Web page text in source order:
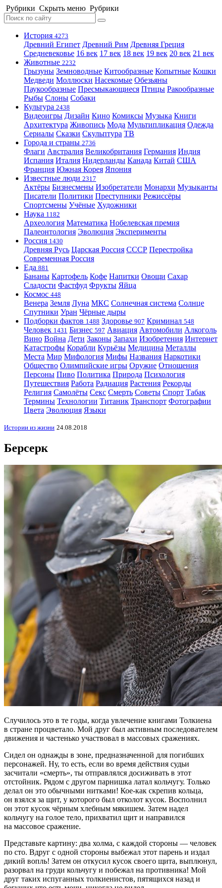
Рубрики Скрыть меню Рубрики
История 4273
Древний Египет Древний Рим Древняя Греция
Средневековье 16 век 17 век 18 век 19 век 20 век 21 век
Животные 2232
Грызуны Земноводные Китообразные Копытные Кошки
Медведи Моллюски Насекомые Обезьяны
Паукообразные Пресмыкающиеся Птицы Ракообразные
Рыбы Слоны Собаки
Культура 2438
Видеоигры Дизайн Кино Комиксы Музыка Книги
Архитектура Живопись Мода Мультипликация Одежда
Сериалы Сказки Скульптура ТВ
Города и страны 2736
Флаги Австралия Великобритания Германия Индия
Испания Италия Нидерланды Канада Китай США
Франция Южная Корея Япония
Известные люди 2317
Актёры Бизнесмены Изобретатели Монархи Музыканты
Писатели Политики Преступники Режиссёры
Спортсмены Учёные Художники
Наука 1182
Археология Математика Нобелевская премия
Палеонтология Эволюция Эксперименты
Россия 1430
Древняя Русь Царская Россия СССР Перестройка
Современная Россия
Еда 881
Бананы Картофель Кофе Напитки Овощи Сахар
Сладости Фастфуд Фрукты Яйца
Космос 448
Венера Земля Луна МКС Солнечная система Солнце
Спутники Уран Чёрные дыры
Подборки фактов 1488 Здоровье 907 Криминал 548
Человек 1431 Бизнес 597 Авиация Автомобили Алкоголь
Вино Война Дети Законы Запахи Изобретения Интернет
Катастрофы Корабли Курьёзы Медицина Металлы
Места Мир Мифология Мифы Названия Наркотики
Общество Олимпийские игры Оружие Отношения
Персоны Пиво Политика Природа Психология
Путешествия Работа Радиация Растения Рекорды
Религия Самолёты Секс Смерть Советы Спорт Табак
Термины Технологии Титаник Транспорт Фотографии
Цвета Эволюция Языки
Истории из жизни 24.08.2018
Берсерк
Случилось это в те годы, когда увлечение книгами Толкиена
в стране процветало. Мой друг был активным последователем
движения и частенько участвовал в массовых сражениях.
Сидел он однажды в зоне, предназначенной для погибших
персонажей. Ну, то есть, если во время действия судьи
засчитали «смерть», ты отправлялся досиживать в этот
отстойник. Рядом с другом парнишка латал кольчугу. Только
делал он это обычными нитками! Кое-как скрепив кольца,
он взялся за щит, у которого был отколот кусок. Восполнил
он этот кусок чёрным хлебным мякишем. Затем надел
кольчугу на голое тело, прихватил щит и направился
на массовое сражение.
Представьте картину: два холма, с каждой стороны — человек
по сто. Вдруг с одной стороны выбежал этот парень и издал
дикий вопль! Затем он откусил кусок своего щита, выплюнул,
разорвал на груди кольчугу и побежал на противника! Мой
друг таких испуганных толкиенистов, пятящихся назад и